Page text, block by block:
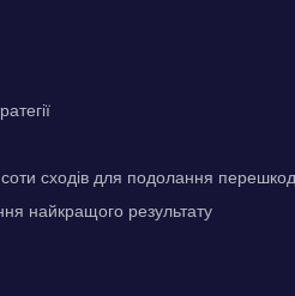
сходів для подолання перешкод
найкращого результату